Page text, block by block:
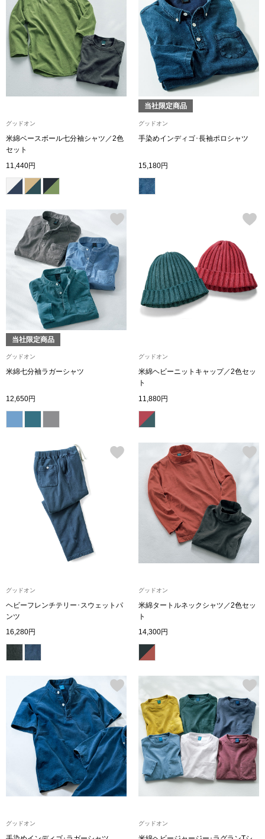
プ
すべて見る
おすすめブラ
ザ･ノース･フ
ヘリーハンセン
金谷製靴
おすすめ特集
【特集】
【特集】
RUGLOG 2026
アウター
ジャケット
ブルゾン
Tシャツ／カッ
ポロシャツ
シャツ／ブラ
グッドオン
米綿ベースボール七分袖シャツ／2色
セット
11,440円
当社限定商品
グッドオン
手染めインディゴ･長袖ポロシャツ
15,180円
当社限定商品
グッドオン
米綿七分袖ラガーシャツ
12,650円
グッドオン
米綿ヘビーニットキャップ／2色セッ
ト
11,880円
グッドオン
ヘビーフレンチテリー･スウェットパ
ンツ
16,280円
グッドオン
米綿タートルネックシャツ／2色セッ
ト
14,300円
グッドオン グッドオン